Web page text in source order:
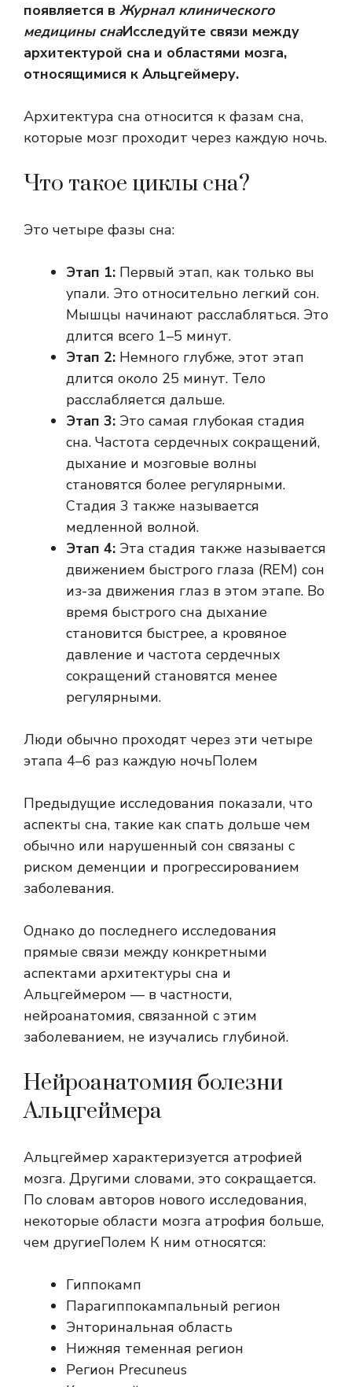
появляется в Журнал клинического
медицины снаИсследуйте связи между
архитектурой сна и областями мозга,
относящимися к Альцгеймеру.
Архитектура сна относится к фазам сна,
которые мозг проходит через каждую ночь.
Что такое циклы сна?
Это четыре фазы сна:
Этап 1: Первый этап, как только вы
упали. Это относительно легкий сон.
Мышцы начинают расслабляться. Это
длится всего 1–5 минут.
Этап 2: Немного глубже, этот этап
длится около 25 минут. Тело
расслабляется дальше.
Этап 3: Это самая глубокая стадия
сна. Частота сердечных сокращений,
дыхание и мозговые волны
становятся более регулярными.
Стадия 3 также называется
медленной волной.
Этап 4: Эта стадия также называется
движением быстрого глаза (REM) сон
из-за движения глаз в этом этапе. Во
время быстрого сна дыхание
становится быстрее, а кровяное
давление и частота сердечных
сокращений становятся менее
регулярными.
Люди обычно проходят через эти четыре
этапа 4–6 раз каждую ночьПолем
Предыдущие исследования показали, что
аспекты сна, такие как спать дольше чем
обычно или нарушенный сон связаны с
риском деменции и прогрессированием
заболевания.
Однако до последнего исследования
прямые связи между конкретными
аспектами архитектуры сна и
Альцгеймером — в частности,
нейроанатомия, связанной с этим
заболеванием, не изучались глубиной.
Нейроанатомия болезни
Альцгеймера
Альцгеймер характеризуется атрофией
мозга. Другими словами, это сокращается.
По словам авторов нового исследования,
некоторые области мозга атрофия больше,
чем другиеПолем К ним относятся:
Гиппокамп
Парагиппокампальный регион
Энторинальная область
Нижняя теменная регион
Регион Precuneus